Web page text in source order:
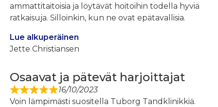
ammattitaitoisia ja löytävät hoitoihin todella hyviä
ratkaisuja. Silloinkin, kun ne ovat epätavallisia.
Lue alkuperäinen
Jette Christiansen
Osaavat ja pätevät harjoittajat
16/10/2023
Voin lämpimästi suositella Tuborg Tandklinikkiä.